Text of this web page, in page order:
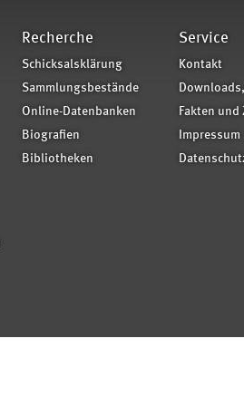
Recherche
Schicksalsklärung
Sammlungsbestände
Online-Datenbanken
Biografien
Bibliotheken
Service
Kontakt
Fakten und
Impressum